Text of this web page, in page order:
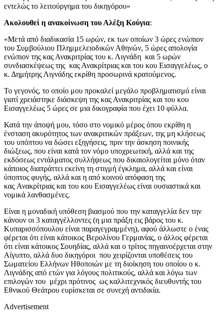
εντελώς το λειτούργημα του δικηγόρου»
Ακολουθεί η ανακοίνωση του Αλέξη Κούγια:
«Μετά από διαδικασία 15 ωρών, εκ των οποίων 3 ώρες ενώπιον
του Συμβούλιου Πλημμελειοδικών Αθηνών, 5 ώρες απολογία
ενώπιον της κας Ανακριτρίας του κ. Λιγνάδη και 5 ωρών
συνδιασκέψεως της κας Ανακρίτριας και του κου Εισαγγελέως, ο
κ. Δημήτρης Λιγνάδης εκρίθη προσωρινά κρατούμενος.
Το γεγονός, το οποίο μου προκαλεί μεγάλο προβληματισμό είναι
γιατί χρειάστηκε διάσκεψη της κας Ανακριτρίας και του κου
Εισαγγελέως 5 ώρες σε μια δικογραφία που έχει 10 φύλλα.
Κατά την άποψή μου, τόσο στο νομικό μέρος όπου εκρίθη η
ένσταση ακυρότητος των ανακριτικών πράξεων, της μη κλήσεως
του υπόπτου να δώσει εξηγήσεις, πριν την άσκηση ποινικής
διώξεως, που είναι κατά τον νόμο υποχρεωτική, αλλά και της
εκδόσεως εντάλματος συλλήψεως που δικαιολογείται μόνο όταν
κάποιος διαπράττει εκείνη τη στιγμή έγκλημα, αλλά και είναι
ύποπτος φυγής, αλλά και η από κοινού απόφαση της
κας Ανακρίτριας και του κου Εισαγγελέως είναι ουσιαστικά και
νομικά λανθασμένες.
Είναι η μοναδική υπόθεση βιασμού που την καταγγελία δεν την
κάνουν οι 3 καταγγέλλοντες (η μια πράξη εις βάρος του κ.
Κυπαρισσόπουλου είναι παραγεγραμμένη), αφού άλλωστε ο ένας
φέρεται ότι είναι κάτοικος Βερολίνου Γερμανίας, ο άλλος φέρεται
ότι είναι κάτοικος Σουηδίας, αλλά και ο τρίτος πηγαινοέρχεται στην
Αίγυπτο, αλλά δυο δικηγόροι που χειρίζονται υποθέσεις του
Σωματείου Ελλήνων Ηθοποιών με τη διοίκηση του οποίου ο κ.
Λιγνάδης από ετών για λόγους πολιτικούς, αλλά και λόγω των
επιλογών του μέχρι πρότινος ως καλλιτεχνικός διευθυντής του
Εθνικού Θεάτρου ευρίσκεται σε συνεχή αντιδικία.
Advertisement